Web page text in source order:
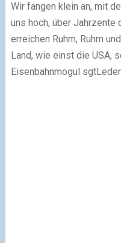
Wir fangen klein an, mit
uns hoch, über
erreichen Ruhm, Ruhm
Land, wie einst die USA,
Eisenbahnmogul